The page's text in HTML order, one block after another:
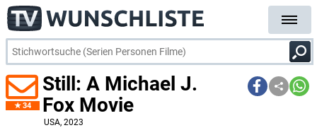
34
Still: A Michael J.
Fox Movie
USA, 2023